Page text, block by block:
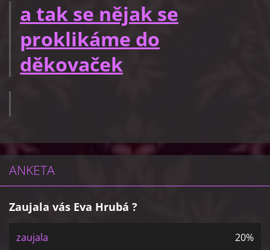
a tak se nějak se
proklikáme do
děkovaček
ANKETA
Zaujala vás Eva Hrubá ?
zaujala 20%